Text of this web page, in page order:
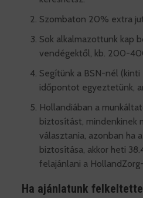
Szombaton 20% extra
Sok alkalmazottunk kap
vendégektől, kb. 200-
Segítünk a BSN-nél
időpontot egyeztetünk,
Hollandiában a
biztosítást, mindenkinek
választania, azonban ha
biztosítása, akkor heti
felajánlani a
Ha ajánlatunk